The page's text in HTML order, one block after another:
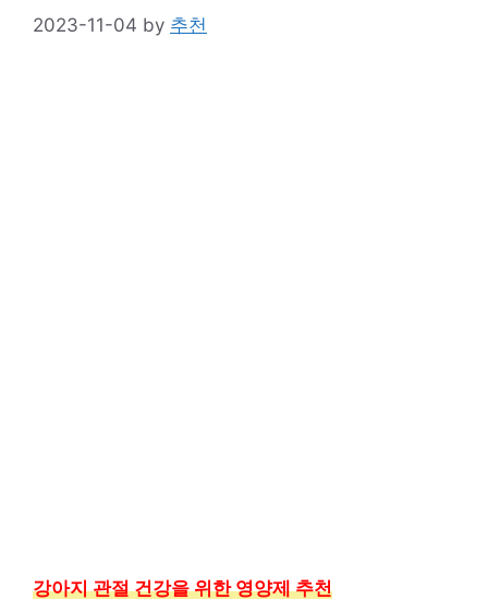
2023-11-04 by 추천
강아지 관절 건강을 위한 영양제 추천